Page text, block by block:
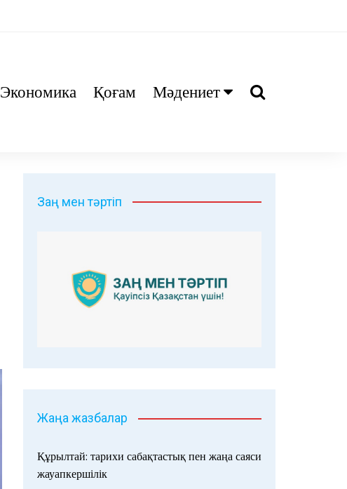
Экономика Қоғам Мәдениет
Заң мен тәртіп
Жаңа жазбалар
Құрылтай: тарихи сабақтастық пен жаңа саяси
жауапкершілік